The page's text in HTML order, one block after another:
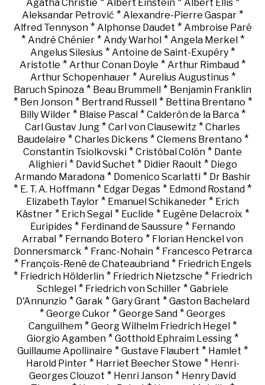
Agatha Christie Albert Einstein Albert Ellis
Aleksandar Petrović * Alexandre-Pierre Gaspar *
Alfred Tennyson* Alphonse Daudet * Ambroise Paré
* André Chénier* Andy Warhol * Angela Merkel *
Angelus Silesius * Antoine de Saint-Exupéry *
Aristotle * Arthur Conan Doyle * Arthur Rimbaud *
Arthur Schopenhauer* Aurelius Augustinus*
Baruch Spinoza * Beau Brummell * Benjamin Franklin
* Ben Jonson* Bertrand Russell * Bettina Brentano *
Billy Wilder* Blaise Pascal* Calderón de la Barca*
Carl Gustav Jung * Carl von Clausewitz * Charles
Baudelaire * Charles Dickens* Clemens Brentano *
Constantin Tsiolkovski * Cristóbal Colón * Dante
Alighieri* David Suchet * Didier Raoult * Diego
Armando Maradona* Domenico Scarlatti* Dr Bashir
* E. T. A. Hoffmann * Edgar Degas * Edmond Rostand *
Elizabeth Taylor * Emanuel Schikaneder * Erich
Kästner * Erich Segal * Euclide * Eugène Delacroix *
Euripides* Ferdinand de Saussure * Fernando
Arrabal * Fernando Botero * Florian Henckel von
Donnersmarck * Franc-Nohain* Francesco Petrarca
* François-René de Chateaubriand* Friedrich Engels
* Friedrich Hölderlin* Friedrich Nietzsche * Friedrich
Schlegel * Friedrich von Schiller * Gabriele
D'Annunzio * Garak * Gary Grant * Gaston Bachelard
* George Cukor * George Sand * Georges
Canguilhem * Georg Wilhelm Friedrich Hegel *
Giorgio Agamben * Gotthold Ephraim Lessing *
Guillaume Apollinaire * Gustave Flaubert * Hamlet *
Harold Pinter* Harriet Beecher Stowe * Henri-
Georges Clouzot * Henri Janson * Henry David